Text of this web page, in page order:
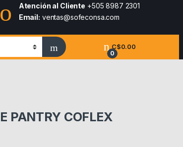
Atención al Cliente +505 8987 2301
Email: ventas@sofeconsa.com
0
C$0.00
PANTRY COFLEX